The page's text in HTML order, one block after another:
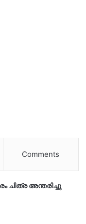
Comments
ചിത്ര അന്തരിച്ചു